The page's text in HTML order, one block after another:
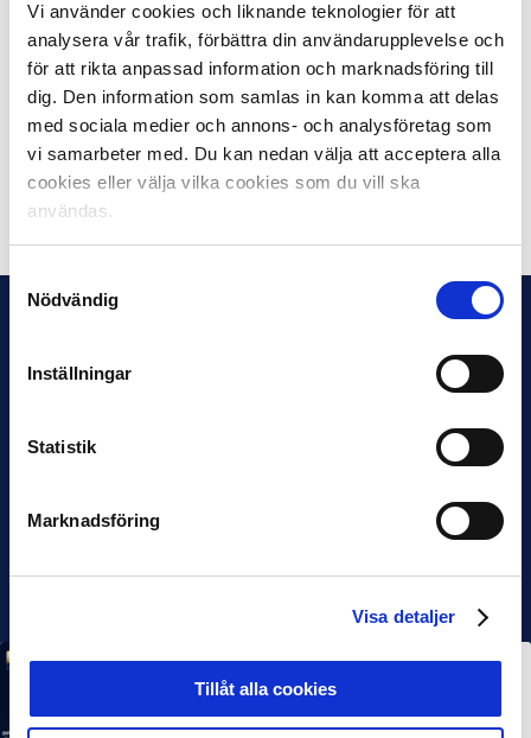
Vi använder cookies och liknande teknologier för att
analysera vår trafik, förbättra din användarupplevelse och
för att rikta anpassad information och marknadsföring till
dig. Den information som samlas in kan komma att delas
med sociala medier och annons- och analysföretag som
vi samarbeter med. Du kan nedan välja att acceptera alla
cookies eller välja vilka cookies som du vill ska
användas.
Samtyckesval
Nödvändig
Inställningar
Statistik
Marknadsföring
Visa detaljer
Tillåt alla cookies
D-food Index är en återkommande kvartalsrapportfrån
Svensk Digital Handel om livsmedelsförsäljningen över
nätet. Rapporten tas fram i samarbete med HUI
Research som ansvarar för insamling och
Dela på Facebook
Rösta på Månadens Spelare & Tränare i juli
7 AUG 2026